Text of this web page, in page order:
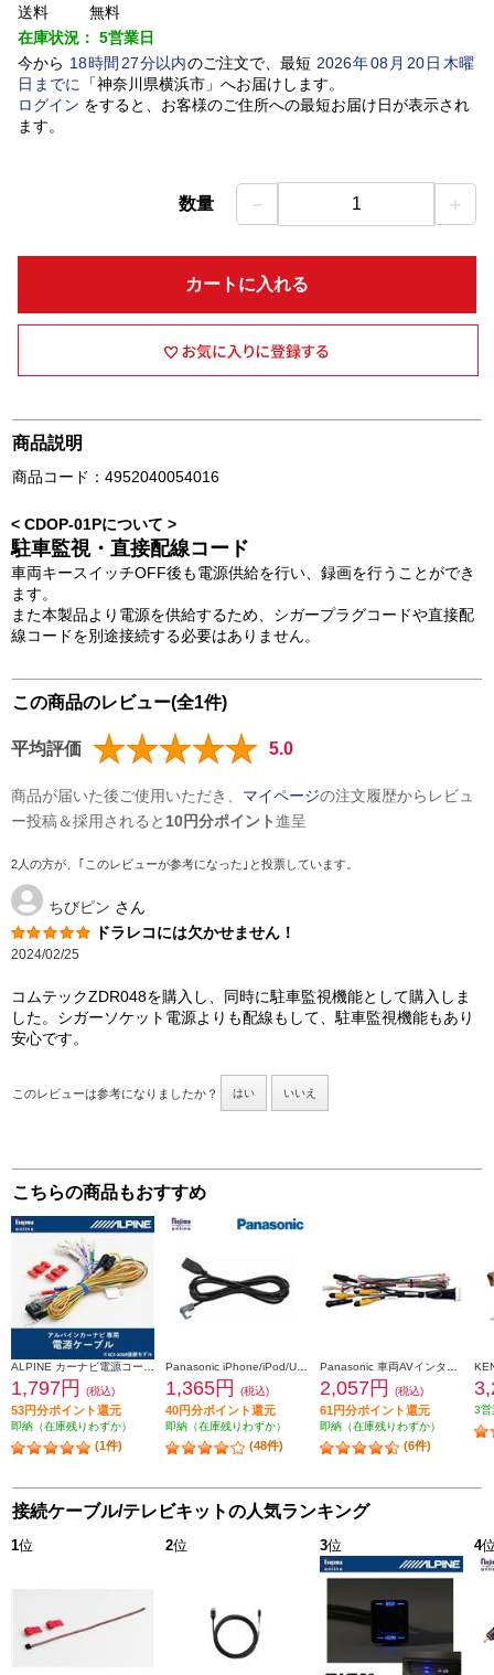
送料
無料
在庫状況： 5営業日
今から 18時間 27分以内のご注文で、最短 2026年08 月 20日木曜
日 までに 「神奈川県横浜市」 へお届けします。
ログイン をすると、お客様のご住所への最短お届け日が表示され
ます。
数量 － 1 ＋
カートに入れる
商品説明
商品コード：4952040054016
< CDOP-01Pについて >
駐車監視・直接配線コード
車両キースイッチOFF後も電源供給を行い、録画を行うことができ
ます。
また本製品より電源を供給するため、シガープラグコードや直接配
線コードを別途接続する必要はありません。
この商品のレビュー(全1件)
平均評価 5.0
商品が届いた後ご使用いただき、 マイページの注文履歴からレビュ
ー投稿＆採用されると 10円分ポイント進呈
2人の方が、｢このレビューが参考になった｣と投票しています。
ちびピン さん
ドラレコには欠かせません！
2024/02/25
コムテックZDR048を購入し、同時に駐車監視機能として購入しま
した。シガーソケット電源よりも配線もして、駐車監視機能もあり
安心です。
このレビューは参考になりましたか？ はい いいえ
こちらの商品もおすすめ
1,797円 (税込)
53円分ポイント還元
即納（在庫残りわずか）
(1件)
1,365円 (税込)
40円分ポイント還元
即納（在庫残りわずか）
(48件)
2,057円 (税込)
61円分ポイント還元
即納（在庫残りわずか）
(6件)
3営
接続ケーブル/テレビキットの人気ランキング
1位 2位 3位 4